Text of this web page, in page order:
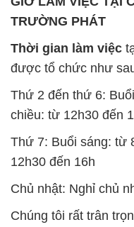
Thứ 2 đến thứ 6:
chiều: từ 12h30 đến
Thứ 7: Buổi sáng: từ
12h30 đến 16h
Chủ nhật: Nghỉ chủ
thủ giờ làm việc để
khách hàng và đảm
nhất của nhân viên.
BẢN ĐỒ MAP TẠI